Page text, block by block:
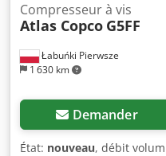
Łabuńki Pierwsze
1 630 km
Compresseur à vis
Atlas Copco G5FF
Demander
État: nouveau, débit